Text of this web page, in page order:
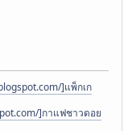
]แพ็กเก
]กาแฟชาวดอย